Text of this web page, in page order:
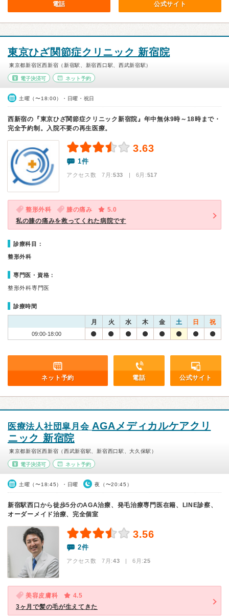
電話 公式サイト
東京ひざ関節症クリニック 新宿院
東京都新宿区西新宿（新宿駅、新宿西口駅、西武新宿駅）
電子決済可 ネット予約
土曜（〜18:00）・日曜・祝日
西新宿の『東京ひざ関節症クリニック新宿院』年中無休9時～18時まで・
完全予約制。入院不要の再生医療。
3.63
1件
アクセス数 7月:533 | 6月:517
整形外科 膝の痛み
5.0
私の膝の痛みを救ってくれた病院です
診療科目：
整形外科
専門医・資格：
整形外科専門医
診療時間
月 火 水 木 金 土 日 祝
09:00-18:00
ネット予約 電話 公式サイト
医療法人社団皐月会 AGAメディカルケアクリ
ニック 新宿院
東京都新宿区西新宿（西武新宿駅、新宿西口駅、大久保駅）
電子決済可 ネット予約
土曜（〜18:45）・日曜 夜（〜20:45）
新宿駅西口から徒歩5分のAGA治療、発毛治療専門医在籍、LINE診察、
オーダーメイド治療、完全個室
3.56
2件
アクセス数 7月:43 | 6月:25
美容皮膚科
4.5
3ヶ月で髪の毛が生えてきた